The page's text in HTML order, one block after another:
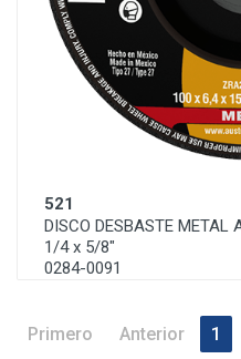
521
DISCO DESBASTE METAL
1/4 x 5/8"
0284-0091
Primero Anterior 1